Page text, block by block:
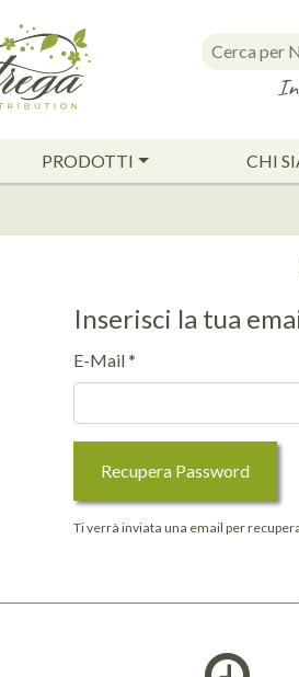
PRODOTTI CHI
Inserisci la tua
E-Mail *
Recupera Password
Ti verrà inviata una email per